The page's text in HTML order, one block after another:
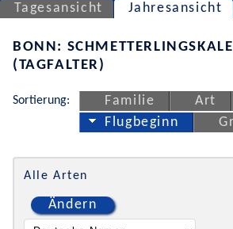
Tagesansicht Jahresansicht
BONN:
(TAGFALTER)
Sortierung: Familie Art
Flugbeginn
Alle Arten
Ändern